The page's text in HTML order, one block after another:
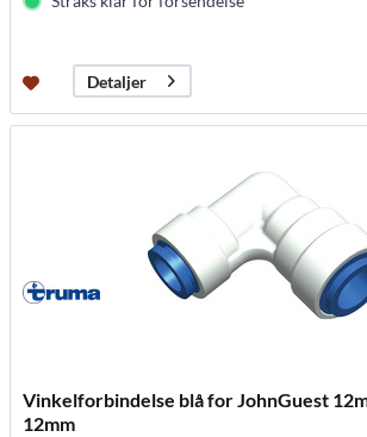
Detaljer
Vinkelforbindelse blå for JohnGuest
12mm